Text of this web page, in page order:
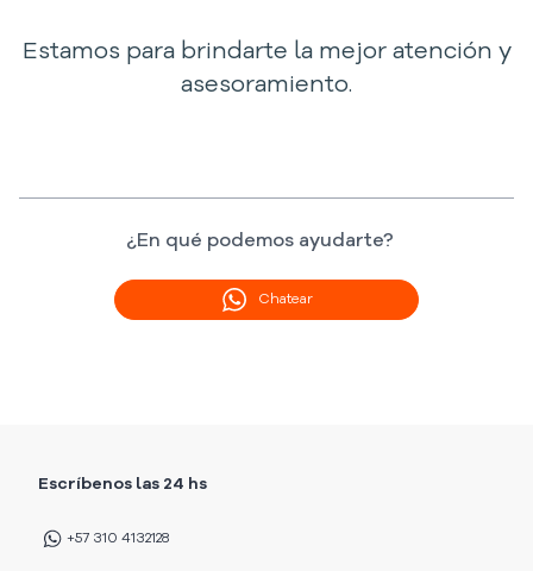
Estamos para brindarte la mejor atención y
asesoramiento.
¿En qué podemos ayudarte?
Chatear
Escríbenos las 24 hs
+57 310 4132128